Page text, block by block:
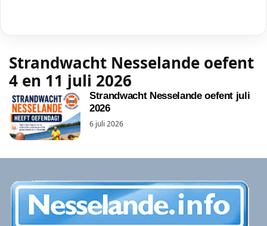
Strandwacht Nesselande oefent
4 en 11 juli 2026
Strandwacht Nesselande oefent juli
2026
6 juli 2026